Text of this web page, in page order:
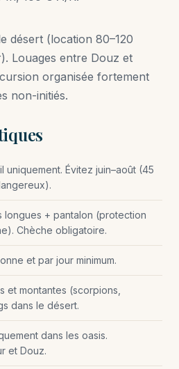
désert (location 80–120
Louages entre Douz et
organisée fortement
non-initiés.
uniquement. Évitez juin–août (45
longues + pantalon (protection
Chèche obligatoire.
et par jour minimum.
et montantes (scorpions,
dans le désert.
dans les oasis.
et Douz.